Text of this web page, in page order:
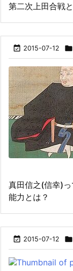
第二次上田合戦
 2015-07-12 
真田信之(信幸)
能力とは？
 2015-07-12 